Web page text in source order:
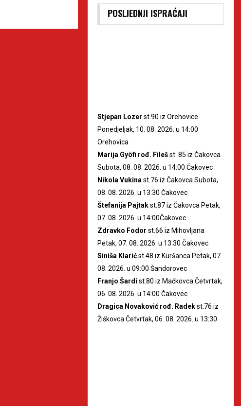
POSLJEDNJI ISPRAĆAJI
Stjepan Lozer st.90 iz Orehovice
Ponedjeljak, 10. 08. 2026. u 14:00
Orehovica
Marija Gyöfi rođ. Filešst. 85 iz Čakovca
Subota, 08. 08. 2026. u 14:00 Čakovec
Nikola Vukina st.76 iz Čakovca Subota,
08. 08. 2026. u 13:30 Čakovec
Štefanija Pajtakst.87 iz Čakovca Petak,
07. 08. 2026. u 14:00Čakovec
Zdravko Fodor st.66 iz Mihovljana
Petak, 07. 08. 2026. u 13:30 Čakovec
Siniša Klarićst.48 iz Kuršanca Petak, 07.
08. 2026. u 09:00 Šandorovec
Franjo Šardi st.80 iz Mačkovca Četvrtak,
06. 08. 2026. u 14:00 Čakovec
Dragica Novaković rođ. Radekst.76 iz
Žiškovca Četvrtak, 06. 08. 2026. u 13:30